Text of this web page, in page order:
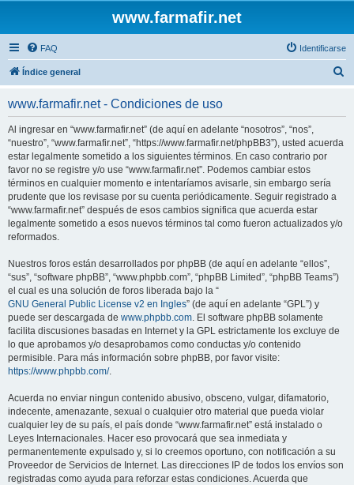
www.farmafir.net
FAQ Identificarse
Índice general
www.farmafir.net - Condiciones de uso
Al ingresar en “www.farmafir.net” (de aquí en adelante “nosotros”, “nos”,
“nuestro”, “www.farmafir.net”, “https://www.farmafir.net/phpBB3”), usted acuerda
estar legalmente sometido a los siguientes términos. En caso contrario por
favor no se registre y/o use “www.farmafir.net”. Podemos cambiar estos
términos en cualquier momento e intentaríamos avisarle, sin embargo sería
prudente que los revisase por su cuenta periódicamente. Seguir registrado a
“www.farmafir.net” después de esos cambios significa que acuerda estar
legalmente sometido a esos nuevos términos tal como fueron actualizados y/o
reformados.
Nuestros foros están desarrollados por phpBB (de aquí en adelante “ellos”,
“sus”, “software phpBB”, “www.phpbb.com”, “phpBB Limited”, “phpBB Teams”)
el cual es una solución de foros liberada bajo la “
GNU General Public License v2 en Ingles” (de aquí en adelante “GPL”) y
puede ser descargada de www.phpbb.com. El software phpBB solamente
facilita discusiones basadas en Internet y la GPL estrictamente los excluye de
lo que aprobamos y/o desaprobamos como conductas y/o contenido
permisible. Para más información sobre phpBB, por favor visite:
https://www.phpbb.com/.
Acuerda no enviar ningun contenido abusivo, obsceno, vulgar, difamatorio,
indecente, amenazante, sexual o cualquier otro material que pueda violar
cualquier ley de su país, el país donde “www.farmafir.net” está instalado o
Leyes Internacionales. Hacer eso provocará que sea inmediata y
permanentemente expulsado y, si lo creemos oportuno, con notificación a su
Proveedor de Servicios de Internet. Las direcciones IP de todos los envíos son
registradas como ayuda para reforzar estas condiciones. Acuerda que